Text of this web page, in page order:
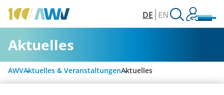
DE EN
Aktuelles
AWVAktuelles & VeranstaltungenAktuelles